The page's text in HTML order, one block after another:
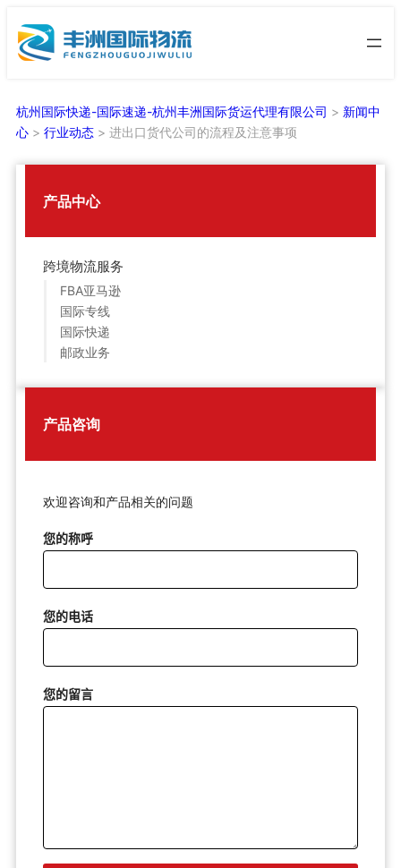
至
杭州国际快递-国际速递-杭州丰洲国际货运代理有限公司 > 新闻中
心 > 行业动态 > 进出口货代公司的流程及注意事项
产品中心
跨境物流服务
FBA亚马逊
国际专线
国际快递
邮政业务
产品咨询
欢迎咨询和产品相关的问题
您的称呼
您的电话
您的留言